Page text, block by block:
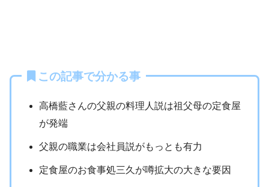
この記事で分かる事
高橋藍さんの父親の料理人説は祖父母の定食屋
が発端
父親の職業は会社員説がもっとも有力
定食屋のお食事処三久が噂拡大の大きな要因